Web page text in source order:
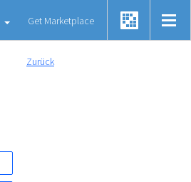
Get Marketplace
Zurück